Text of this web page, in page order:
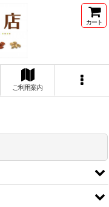
カート
ご利用案内